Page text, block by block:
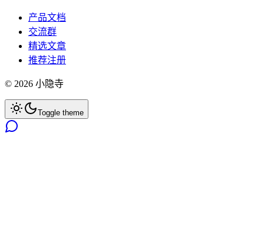
产品文档
交流群
精选文章
推荐注册
© 2026 小隐寺
Toggle theme